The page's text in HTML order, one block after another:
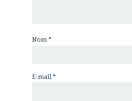
Nom *
E-mail *